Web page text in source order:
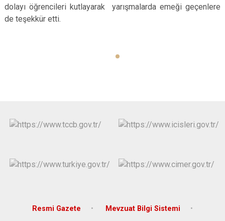
Derebucak
Karatay
dolayı öğrencileri kutlayarak yarışmalarda emeği geçenlere
de teşekkür etti.
Resmi Gazete Mevzuat Bilgi Sistemi